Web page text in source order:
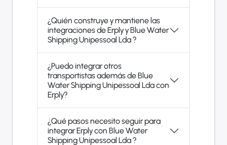
¿Quién construye y mantiene las
integraciones de Erply y Blue Water
Shipping Unipessoal Lda ?
¿Puedo integrar otros
transportistas además de Blue
Water Shipping Unipessoal Lda con
Erply?
¿Qué pasos necesito seguir para
integrar Erply con Blue Water
Shipping Unipessoal Lda ?